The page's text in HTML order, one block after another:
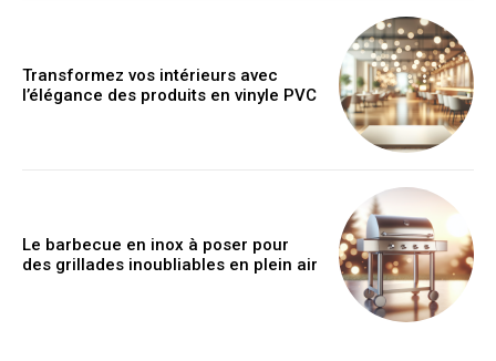
Transformez vos intérieurs avec
l’élégance des produits en vinyle PVC
Le barbecue en inox à poser pour
des grillades inoubliables en plein air